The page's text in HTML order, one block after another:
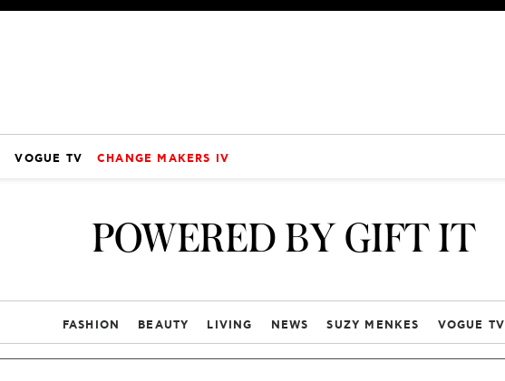
VOGUE TV CHANGE MAKERS IV
POWERED BY GIFT IT
FASHION BEAUTY LIVING NEWS SUZY MENKES VOGUE TV